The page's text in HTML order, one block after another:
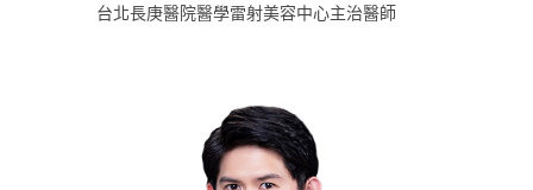
台北長庚醫院醫學雷射美容中心主治醫師